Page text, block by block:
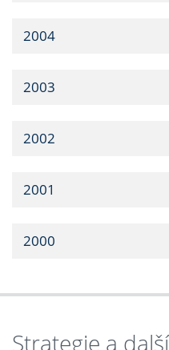
2004
2003
2002
2001
2000
Strategie a